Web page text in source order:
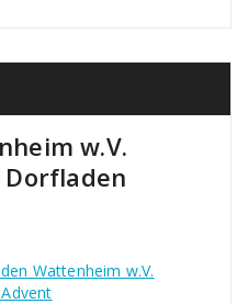
w.V.
Dorfladen
Wattenheim w.V.